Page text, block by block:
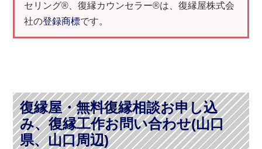
セリング®、復縁カウンセラー®は、復縁屋株式会
社の登録商標です。
復縁屋・無料復縁相談お申し込
み、復縁工作お問い合わせ(山口
県、山口周辺)